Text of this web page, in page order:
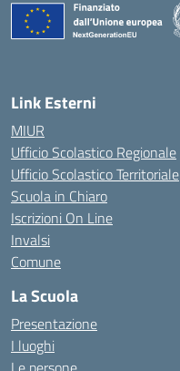
Link Esterni
MIUR
Ufficio Scolastico Regionale
Ufficio Scolastico Territoriale
Scuola in Chiaro
Iscrizioni On Line
Invalsi
Comune
La Scuola
Presentazione
I luoghi